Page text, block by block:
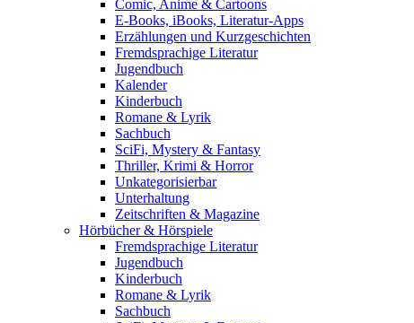
Comic, Anime & Cartoons
E-Books, iBooks, Literatur-Apps
Erzählungen und Kurzgeschichten
Fremdsprachige Literatur
Jugendbuch
Kalender
Kinderbuch
Romane & Lyrik
Sachbuch
SciFi, Mystery & Fantasy
Thriller, Krimi & Horror
Unkategorisierbar
Unterhaltung
Zeitschriften & Magazine
Hörbücher & Hörspiele
Fremdsprachige Literatur
Jugendbuch
Kinderbuch
Romane & Lyrik
Sachbuch